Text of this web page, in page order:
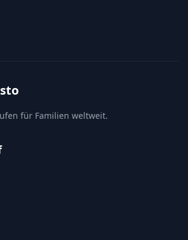
für Familien weltweit.